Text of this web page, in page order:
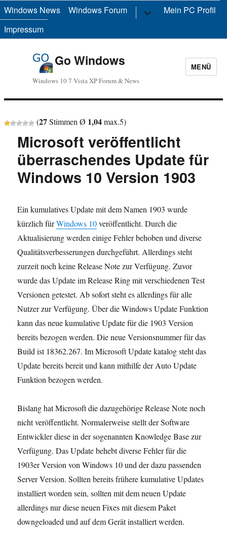
Windows News Windows Forum Untermenü
anzeigen
Mein PC Profil
Impressum
Go Windows
Windows 10 7 Vista XP Forum & News
MENÜ
(27Stimmen Ø 1,04max.5)
Microsoft veröffentlicht
überraschendes Update für
Windows 10 Version 1903
Ein kumulatives Update mit dem Namen 1903 wurde
kürzlich fürWindows 10veröffentlicht. Durch die
Aktualisierung werden einige Fehler behoben und diverse
Qualitätsverbesserungen durchgeführt. Allerdings steht
zurzeit noch keine Release Note zur Verfügung. Zuvor
wurde das Update im Release Ring mit verschiedenen Test
Versionen getestet. Ab sofort steht es allerdings für alle
Nutzer zur Verfügung. Über die Windows Update Funktion
kann das neue kumulative Update für die 1903 Version
bereits bezogen werden. Die neue Versionsnummer für das
Build ist 18362.267. Im Microsoft Update katalog steht das
Update bereits bereit und kann mithilfe der Auto Update
Funktion bezogen werden.
Bislang hat Microsoft die dazugehörige Release Note noch
nicht veröffentlicht. Normalerweise stellt der Software
Entwickler diese in der sogenannten Knowledge Base zur
Verfügung. Das Update behebt diverse Fehler für die
1903er Version von Windows 10 und der dazu passenden
Server Version. Sollten bereits frühere kumulative Updates
installiert worden sein, sollten mit dem neuen Update
allerdings nur diese neuen Fixes mit diesem Paket
downgeloaded und auf dem Gerät installiert werden.